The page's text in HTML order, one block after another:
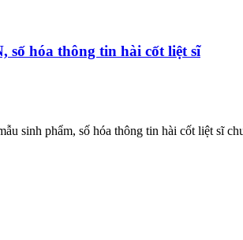
số hóa thông tin hài cốt liệt sĩ
sinh phẩm, số hóa thông tin hài cốt liệt sĩ